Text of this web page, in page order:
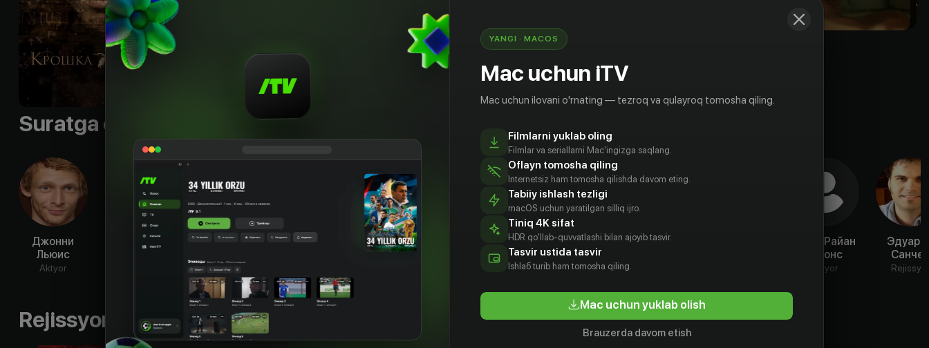
Suratga olish guruhi
Джонни
Льюис
Aktyor
Александра
Гретчен
Aktyor
Филд
Кен Арнольд
Aktyor
Тони Эллис
Aktyor
Лоурен
Лакис
Aktyor
Кэти Фостер
Тодд Райан
Джонс
Aktyor
Санчес
Rejissyor
Rejissyorning boshqa ishlari
YANGI · MACOS
Mac uchun iTV
Mac uchun ilovani o'rnating — tezroq va qulayroq tomosha qiling.
Filmlarni yuklab oling
Filmlar va seriallarni Mac'ingizga saqlang.
Oflayn tomosha qiling
Internetsiz ham tomosha qilishda davom eting.
Tabiiy ishlash tezligi
macOS uchun yaratilgan silliq ijro.
Tiniq 4K sifat
HDR qo'llab-quvvatlashi bilan ajoyib tasvir.
Tasvir ustida tasvir
Ishlаб turib ham tomosha qiling.
Mac uchun yuklab olish
Brauzerda davom etish